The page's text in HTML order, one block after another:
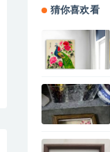
猜你喜欢看